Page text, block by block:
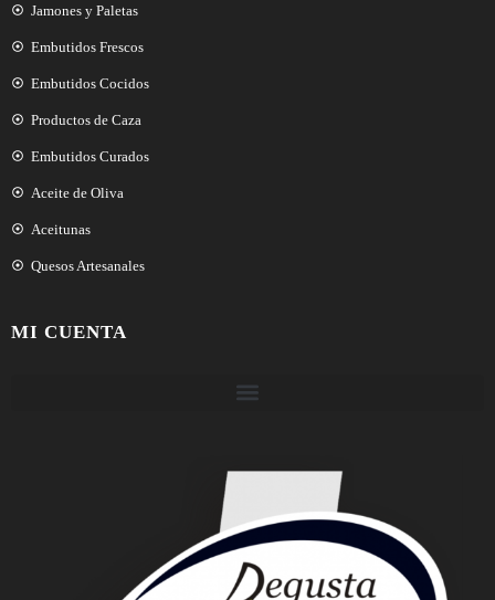
Jamones y Paletas
Embutidos Frescos
Embutidos Cocidos
Productos de Caza
Embutidos Curados
Aceite de Oliva
Aceitunas
Quesos Artesanales
MI CUENTA